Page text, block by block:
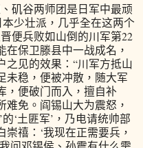
矶谷两师团是日军中最顽
少壮派，几乎全在这两个
便兵败如山倒的川军第22
保卫滕县中一战成名，
之见的效果：“川军方抵山
稳，便被冲散，随大军
，便破门而入，擅自补
免。阎锡山大为震怒，
‘土匪军’，乃电请统帅部
禧：‘我现在正需要兵，